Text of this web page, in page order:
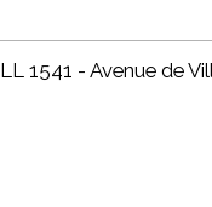
LL 1541 - Avenue de